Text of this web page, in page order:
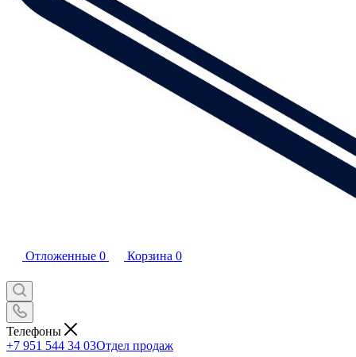
Отложенные 0 Корзина 0
Телефоны
+7 951 544 34 03Отдел продаж